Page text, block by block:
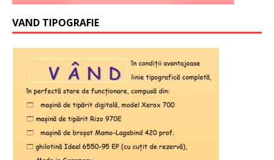
VAND TIPOGRAFIE